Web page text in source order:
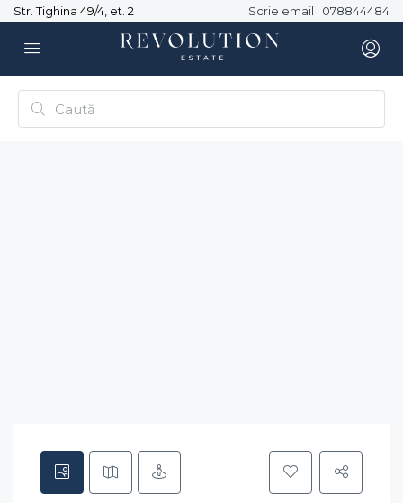
Str. Tighina 49/4, et. 2 Scrie email | 078844484